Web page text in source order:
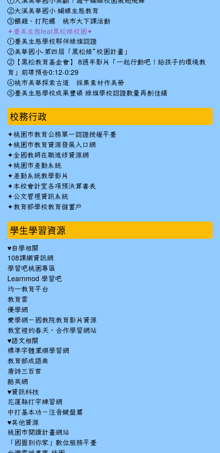
②大溪美華國小 蝴蝶生態教育
③餵雞、打陀螺 桃市大下課活動
✦臺美生態feat黑松綠校園✦
①臺美生態學校夥伴綠旗認證
②美華國小-第四屆「黑松綠⁺校園計畫」
②【黑松教育基金會】 8週年影片「一起行動吧！給孩子的環境教
育」前導預告0:12-0:29
④桃市美華探索古道 採集素材作美勞
⑤臺美生態學校成果豐碩 綠旗學校認證數量再創佳績
校務行政
✦桃園市教育公務單一認證授權平臺
✦桃園市教育資源發展入口網
✦全國教師在職進修資源網
✦桃園市差勤系統
✦ 差勤系統教學影片
✦本校會計室各項預決算書表
✦公文管理資訊系統
✦教育部學校教育儲蓄戶
學生學習資源
♥自學相關
108課綱資訊網
學習吧桃園專區
Learnmod 學習吧
均一教育平台
教育雲
優學網
愛學網－國教院教育影片資源
教室裡的春天，合作學習網站
♥語文相關
標準字體筆順學習網
教育部成語典
唐詩三百首
酷英網
♥資訊科技
花蓮縣打字練習網
中打基本功－注音鍵盤篇
♥其他資源
桃園市閱讀計畫網站
「國圖到你家」數位服務平臺